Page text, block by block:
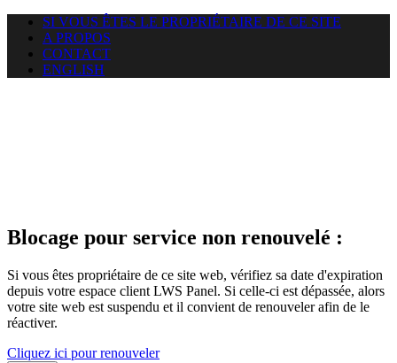
SI VOUS ÊTES LE PROPRIÉTAIRE DE CE SITE
A PROPOS
CONTACT
ENGLISH
Blocage pour service non renouvelé :
Si vous êtes propriétaire de ce site web, vérifiez sa date d'expiration
depuis votre espace client LWS Panel. Si celle-ci est dépassée, alors
votre site web est suspendu et il convient de renouveler afin de le
réactiver.
Cliquez ici pour renouveler